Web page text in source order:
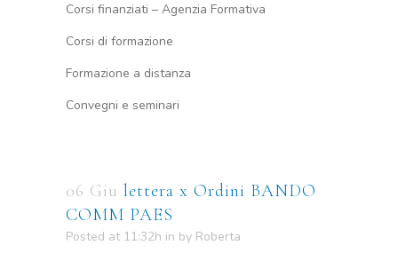
Corsi finanziati – Agenzia Formativa
Corsi di formazione
Formazione a distanza
Convegni e seminari
06 Giu lettera x Ordini BANDO
COMM PAES
Posted at 11:32h in by Roberta